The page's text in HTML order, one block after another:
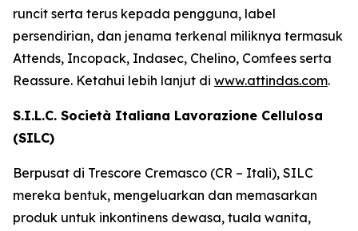
runcit serta terus kepada pengguna, label
persendirian, dan jenama terkenal miliknya termasuk
Attends, Incopack, Indasec, Chelino, Comfees serta
Reassure. Ketahui lebih lanjut di www.attindas.com.
S.I.L.C. Società Italiana Lavorazione Cellulosa
(SILC)
Berpusat di Trescore Cremasco (CR – Itali), SILC
mereka bentuk, mengeluarkan dan memasarkan
produk untuk inkontinens dewasa, tuala wanita,